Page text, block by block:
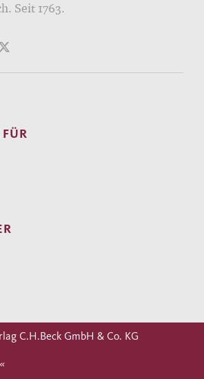
Seit 1763.
C.H.Beck GmbH & Co. KG